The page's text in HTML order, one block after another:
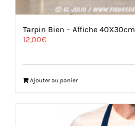
Tarpin Bien – Affiche 40X30cm
12,00€
Ajouter au panier